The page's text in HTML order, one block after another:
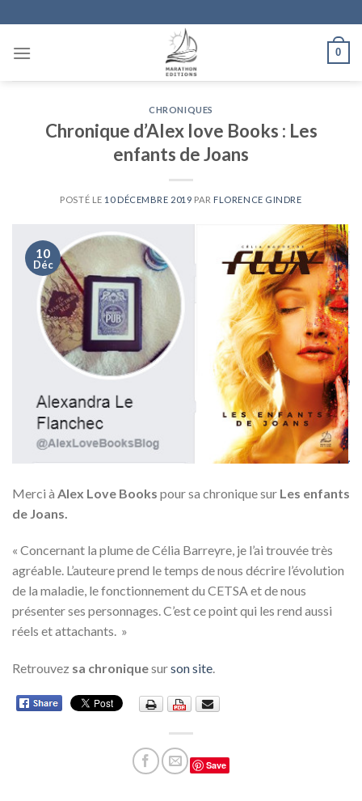
to
content
0
CHRONIQUES
Chronique d’Alex love Books : Les
enfants de Joans
POSTÉ LE 10 DÉCEMBRE 2019 PAR FLORENCE GINDRE
10
Déc
Merci à Alex Love Books pour sa chronique sur Les enfants
de Joans.
« Concernant la plume de Célia Barreyre, je l’ai trouvée très
agréable. L’auteure prend le temps de nous décrire l’évolution
de la maladie, le fonctionnement du CETSA et de nous
présenter ses personnages. C’est ce point qui les rend aussi
réels et attachants. »
Retrouvez sa chroniquesurson site.
Save